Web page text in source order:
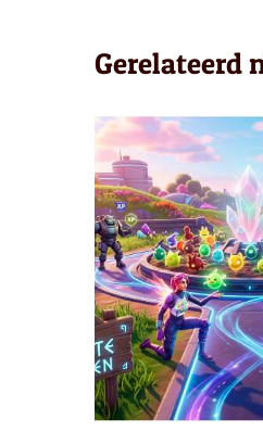
Gerelateerd